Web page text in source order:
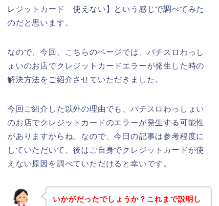
レジットカード 使えない】という感じで調べてみた
のだと思います。
なので、今回、こちらのページでは、パチスロわっし
ょいのお店でクレジットカードエラーが発生した時の
解決方法をご紹介させていただきました。
今回ご紹介した以外の理由でも、パチスロわっしょい
のお店でクレジットカードのエラーが発生する可能性
がありますからね。なので、今日の記事は参考程度に
していただいて、後はご自身でクレジットカードが使
えない原因を調べていただけると幸いです。
いかがだったでしょうか？これまで説明し